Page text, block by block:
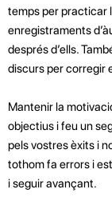
temps per practicar
enregistraments
després d’ells.
discurs per corregir
Mantenir la
objectius i feu un
pels vostres èxits i
tothom fa errors i
i seguir avançant.